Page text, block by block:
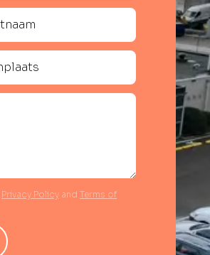
Privacy Policy and Terms of